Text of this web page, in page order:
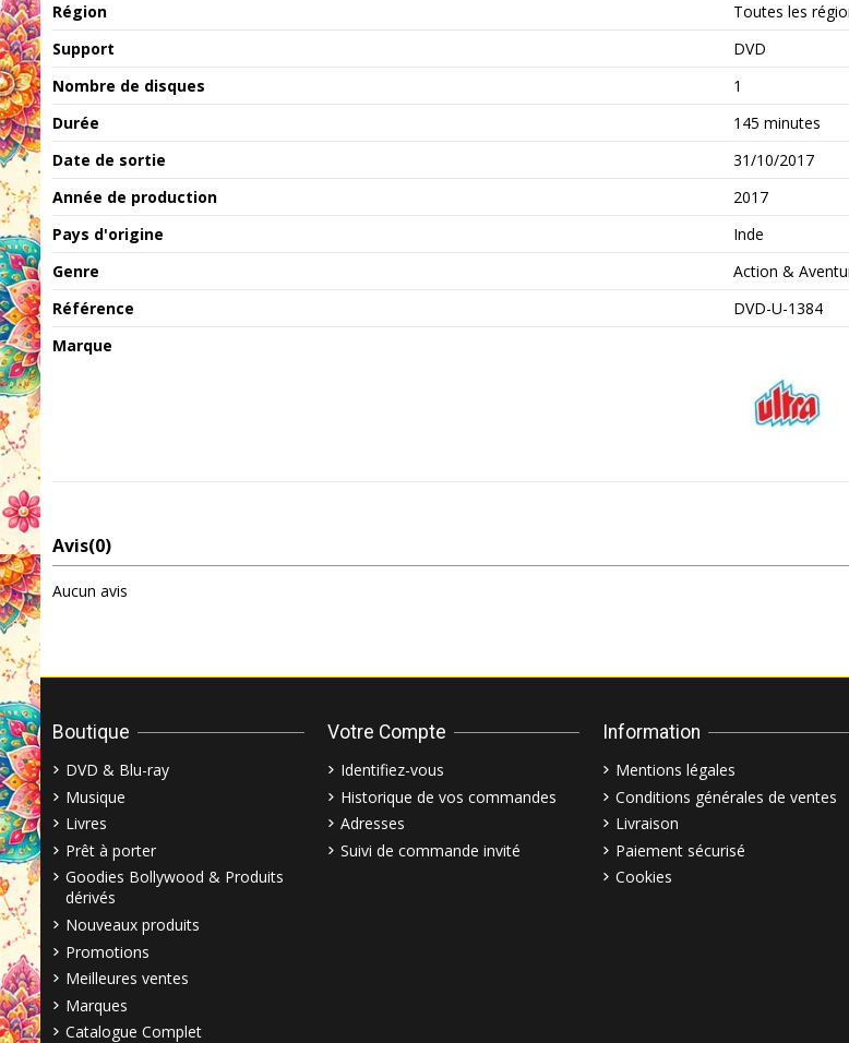
Région
Toutes les
Support
DVD
Nombre de disques
1
Durée
145 minutes
Date de sortie
31/10/2017
Année de production
2017
Pays d'origine
Inde
Genre
Action &
Référence
DVD-U-1384
Marque
Avis(0)
Aucun avis
Boutique
DVD & Blu-ray
Musique
Livres
Prêt à porter
Goodies Bollywood & Produits
dérivés
Nouveaux produits
Promotions
Meilleures ventes
Marques
Catalogue Complet
Votre Compte
Identifiez-vous
Historique de vos commandes
Adresses
Suivi de commande invité
Information
Mentions légales
Conditions générales de ventes
Livraison
Paiement sécurisé
Cookies